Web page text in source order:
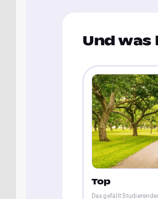
Und was
Top
Das gefällt